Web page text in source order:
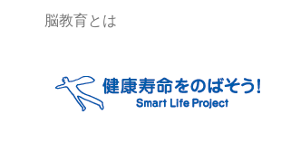
脳教育とは